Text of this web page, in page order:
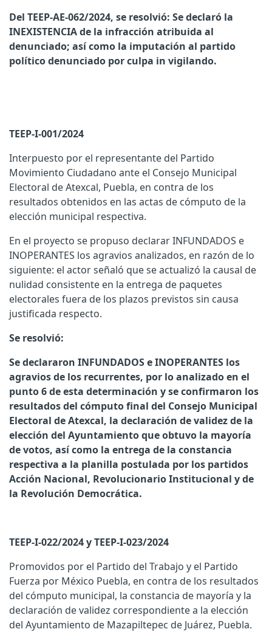
Del TEEP-AE-062/2024, se resolvió: Se declaró la
INEXISTENCIA de la infracción atribuida al
denunciado; así como la imputación al partido
político denunciado por culpa in vigilando.
TEEP-I-001/2024
Interpuesto por el representante del Partido
Movimiento Ciudadano ante el Consejo Municipal
Electoral de Atexcal, Puebla, en contra de los
resultados obtenidos en las actas de cómputo de la
elección municipal respectiva.
En el proyecto se propuso declarar INFUNDADOS e
INOPERANTES los agravios analizados, en razón de lo
siguiente: el actor señaló que se actualizó la causal de
nulidad consistente en la entrega de paquetes
electorales fuera de los plazos previstos sin causa
justificada respecto.
Se resolvió:
Se declararon INFUNDADOS e INOPERANTES los
agravios de los recurrentes, por lo analizado en el
punto 6 de esta determinación y se confirmaron los
resultados del cómputo final del Consejo Municipal
Electoral de Atexcal, la declaración de validez de la
elección del Ayuntamiento que obtuvo la mayoría
de votos, así como la entrega de la constancia
respectiva a la planilla postulada por los partidos
Acción Nacional, Revolucionario Institucional y de
la Revolución Democrática.
TEEP-I-022/2024 y TEEP-I-023/2024
Promovidos por el Partido del Trabajo y el Partido
Fuerza por México Puebla, en contra de los resultados
del cómputo municipal, la constancia de mayoría y la
declaración de validez correspondiente a la elección
del Ayuntamiento de Mazapiltepec de Juárez, Puebla.